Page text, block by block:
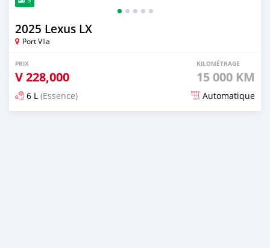
2025 Lexus LX
Port Vila
PRIX
V228,000
KILOMÉTRAGE
15 000 KM
6 L (Essence) Automatique